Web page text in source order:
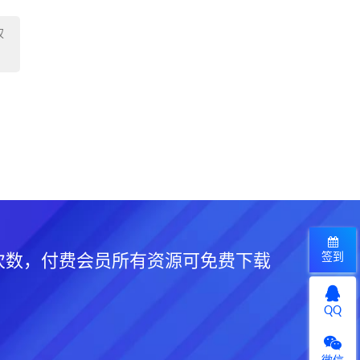
，付费会员所有资源可免费下载 签到
QQ